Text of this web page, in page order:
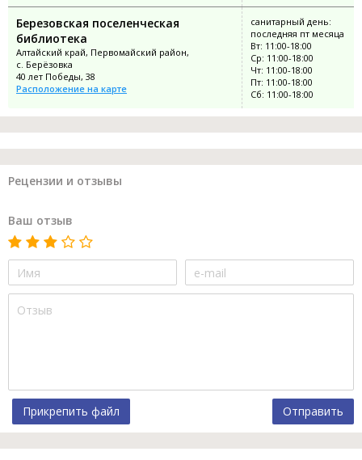
Березовская поселенческая
библиотека
Алтайский край, Первомайский район,
с. Берёзовка
40 лет Победы, 38
Расположение на карте
санитарный день:
последняя пт месяца
Вт: 11:00-18:00
Ср: 11:00-18:00
Чт: 11:00-18:00
Пт: 11:00-18:00
Сб: 11:00-18:00
Рецензии и отзывы
Ваш отзыв
Прикрепить файл Отправить